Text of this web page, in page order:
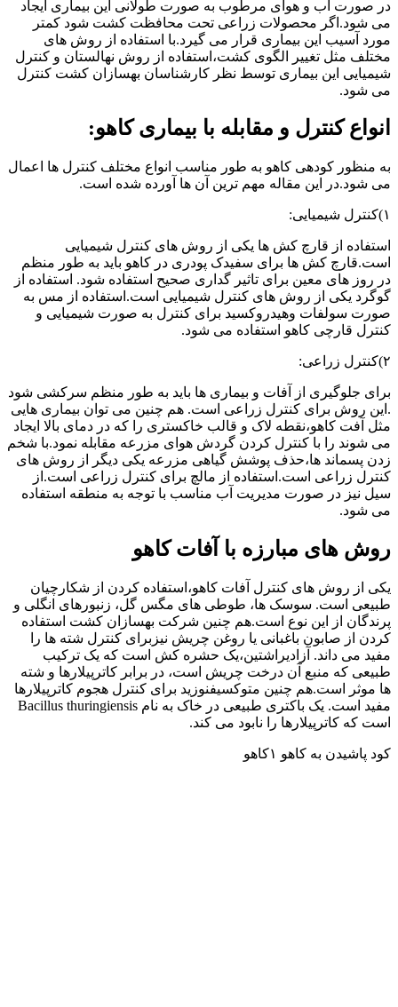
در صورت آب و هوای مرطوب به صورت طولانی این بیماری ایجاد
می شود.اگر محصولات زراعی تحت محافظت کشت شود کمتر
مورد آسیب این بیماری قرار می گیرد.با استفاده از روش های
مختلف مثل تغییر الگوی کشت،استفاده از روش نهالستان و کنترل
شیمیایی این بیماری توسط نظر کارشناسان بهسازان کشت کنترل
می شود.
انواع کنترل و مقابله با بیماری کاهو:
به منظور کودهی کاهو به طور مناسب انواع مختلف کنترل ها اعمال
می شود.در این مقاله مهم ترین آن ها آورده شده است.
۱)کنترل شیمیایی:
استفاده از قارچ کش ها یکی از روش های کنترل شیمیایی
است.قارچ کش ها برای سفیدک پودری در کاهو باید به طور منظم
در روز های معین برای تاثیر گداری صحیح استفاده شود. استفاده از
گوگرد یکی از روش های کنترل شیمیایی است.استفاده از مس به
صورت سولفات وهیدروکسید برای کنترل به صورت شیمیایی و
کنترل قارچی کاهو استفاده می شود.
۲)کنترل زراعی:
برای جلوگیری از آفات و بیماری ها باید به طور منظم سرکشی شود
.این روش برای کنترل زراعی است. هم چنین می توان بیماری هایی
مثل آفت کاهو،نقطه لاک و قالب خاکستری را که در دمای بالا ایجاد
می شوند را با کنترل کردن گردش هوای مزرعه مقابله نمود.با شخم
زدن پسماند ها،حذف پوشش گیاهی مزرعه یکی دیگر از روش های
کنترل زراعی است.استفاده از مالچ برای کنترل زراعی است.از
سیل نیز در صورت مدیریت آب مناسب با توجه به منطقه استفاده
می شود.
روش های مبارزه با آفات کاهو
یکی از روش های کنترل آفات کاهو،استفاده کردن از شکارچیان
طبیعی است. سوسک ها، طوطی های مگس گل، زنبورهای انگلی و
پرندگان از این نوع است.هم چنین شرکت بهسازان کشت استفاده
کردن از صابون باغبانی یا روغن چریش نیزبرای کنترل شته ها را
مفید می داند. آزادیراشتین،یک حشره کش است که یک ترکیب
طبیعی که منبع آن درخت چریش است، در برابر کاترپیلارها و شته
ها موثر است.هم چنین متوکسیفنوزید برای کنترل هجوم کاترپیلارها
مفید است. یک باکتری طبیعی در خاک به نام Bacillus thuringiensis
است که کاترپیلارها را نابود می کند.
کود پاشیدن به کاهو ۱کاهو